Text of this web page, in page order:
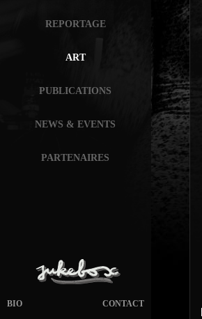
REPORTAGE
ART
PUBLICATIONS
NEWS & EVENTS
PARTENAIRES
CONTACT
BIO